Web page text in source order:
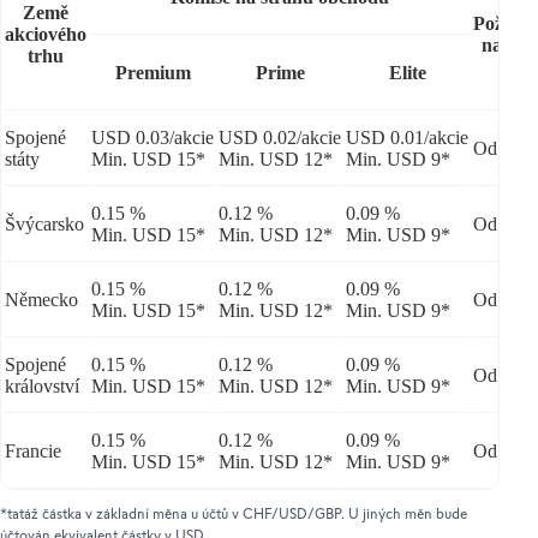
Země
akciového
trhu
na
Premium
Prime Elite
Spojené
státy
USD 0.03/akcie
Min. USD 15*
USD 0.02/akcie
Min. USD 12*
USD 0.01/akcie
Min. USD 9*
Od 20
Švýcarsko
0.15 %
Min. USD 15*
0.12 %
Min. USD 12*
0.09 %
Min. USD 9*
Od 20
Německo
0.15 %
Min. USD 15*
0.12 %
Min. USD 12*
0.09 %
Min. USD 9*
Od 20
Spojené
království
0.15 %
Min. USD 15*
0.12 %
Min. USD 12*
0.09 %
Min. USD 9*
Od 20
Francie
0.15 %
Min. USD 15*
0.12 %
Min. USD 12*
0.09 %
Min. USD 9*
Od 20
*tatáž částka v základní měna u účtů v CHF/USD/GBP. U jiných měn bude